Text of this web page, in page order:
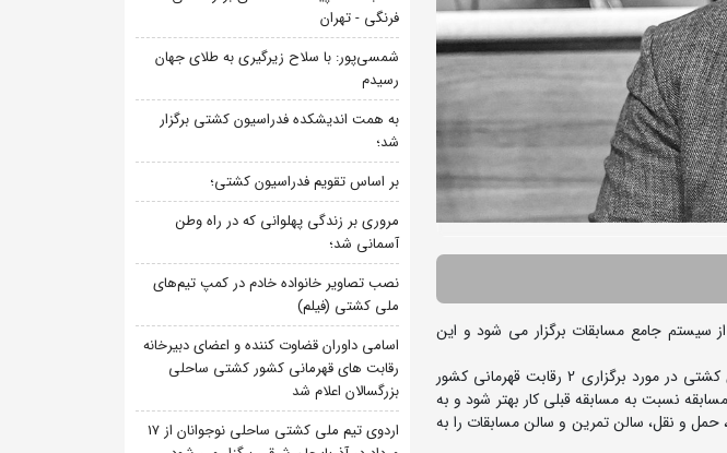
جامع مسابقات برگزار می شود و این
حمید یاری رئیس سازمان لیگ و مسابقات فدراسیون کشتی، در گفت و گو با روابط عمومی فدراسیون کشتی در مورد برگزاری 2 رقابت قهرمانی کشور
نسبت به مسابقه قبلی کار بهتر شود و به
حمل و نقل، سالن تمرین و سالن مسابقات را به
فرنگی - تهران
شمسی‌پور: با سلاح زیرگیری به طلای جهان
رسیدم
به همت اندیشکده فدراسیون کشتی برگزار
شد؛
بر اساس تقویم فدراسیون کشتی؛
مروری بر زندگی پهلوانی که در راه وطن
آسمانی شد؛
نصب تصاویر خانواده خادم در کمپ تیم‌های
ملی کشتی (فیلم)
اسامی داوران قضاوت کننده و اعضای دبیرخانه
رقابت های قهرمانی کشور کشتی ساحلی
بزرگسالان اعلام شد
اردوی تیم ملی کشتی ساحلی نوجوانان از 17